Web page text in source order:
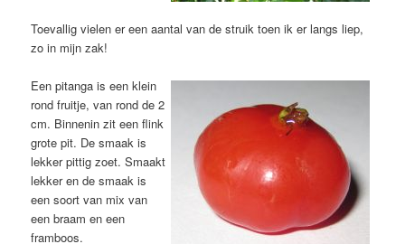
Toevallig vielen er een aantal van de struik toen ik er langs liep,
zo in mijn zak!
Een pitanga is een klein
rond fruitje, van rond de 2
cm. Binnenin zit een flink
grote pit. De smaak is
lekker pittig zoet. Smaakt
lekker en de smaak is
een soort van mix van
een braam en een
framboos.